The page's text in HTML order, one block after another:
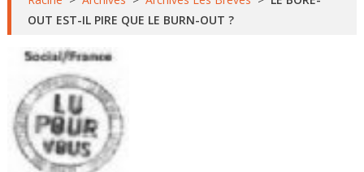
OUT EST-IL PIRE QUE LE BURN-OUT ?